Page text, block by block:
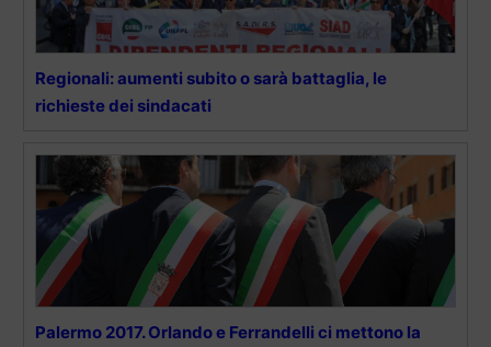
Regionali: aumenti subito o sarà battaglia, le
richieste dei sindacati
Palermo 2017. Orlando e Ferrandelli ci mettono la